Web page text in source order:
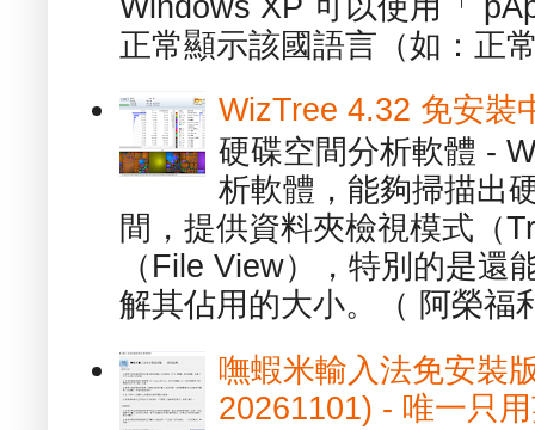
正常顯示該國語言（如：正
WizTree 4.32 免安裝
硬碟空間分析軟體 -
析軟體，能夠掃描出
間，提供資料夾檢視模式（
（File View），特別的是還
解其佔用的大小。（ 阿榮福
嘸蝦米輸入法免安裝
20261101) - 唯一只